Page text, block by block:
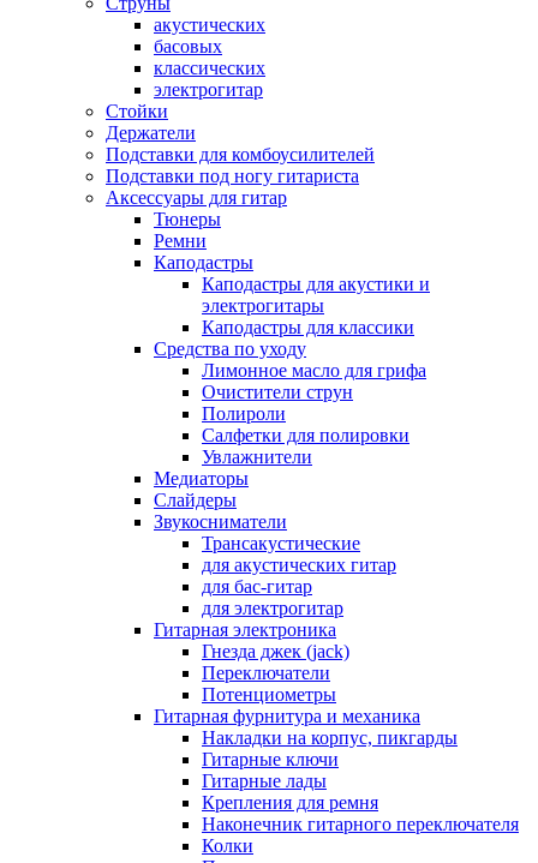
акустических
басовых
классических
электрогитар
Стойки
Держатели
Подставки для комбоусилителей
Подставки под ногу гитариста
Аксессуары для гитар
Тюнеры
Ремни
Каподастры
Каподастры для акустики и
электрогитары
Каподастры для классики
Средства по уходу
Лимонное масло для грифа
Очистители струн
Полироли
Салфетки для полировки
Увлажнители
Медиаторы
Слайдеры
Звукосниматели
Трансакустические
для акустических гитар
для бас-гитар
для электрогитар
Гитарная электроника
Гнезда джек (jack)
Переключатели
Потенциометры
Гитарная фурнитура и механика
Накладки на корпус, пикгарды
Гитарные ключи
Гитарные лады
Крепления для ремня
Наконечник гитарного переключателя
Колки